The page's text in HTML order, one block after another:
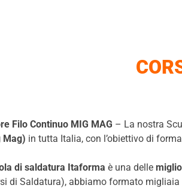
Filo Continuo MIG MAG – La nostra
Mag) in tutta Italia, con l’obiettivo di
di saldatura Itaforma è una delle
di Saldatura), abbiamo formato